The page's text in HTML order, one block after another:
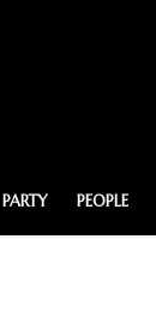
PARTY PEOPLE